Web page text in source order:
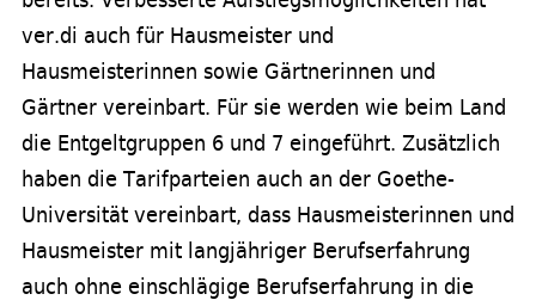
ver.di auch für Hausmeister und
Hausmeisterinnen sowie Gärtnerinnen und
Gärtner vereinbart. Für sie werden wie beim Land
die Entgeltgruppen 6 und 7 eingeführt. Zusätzlich
haben die Tarifparteien auch an der Goethe-
Universität vereinbart, dass Hausmeisterinnen und
Hausmeister mit langjähriger Berufserfahrung
auch ohne einschlägige Berufserfahrung in die